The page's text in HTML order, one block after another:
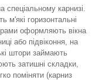
карнизі.
м'які горизонтальні
оформляють вікна
або підвіконня, на
штори займають
затишні складки,
поміняти (карниз